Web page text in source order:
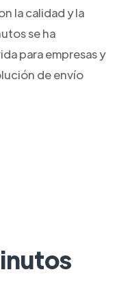
la calidad y la
se ha
para empresas y
de envío